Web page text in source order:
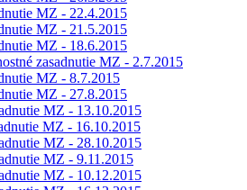
MZ - 22.4.2015
MZ - 21.5.2015
MZ - 18.6.2015
zasadnutie MZ - 2.7.2015
MZ - 8.7.2015
MZ - 27.8.2015
MZ - 13.10.2015
MZ - 16.10.2015
MZ - 28.10.2015
MZ - 9.11.2015
MZ - 10.12.2015